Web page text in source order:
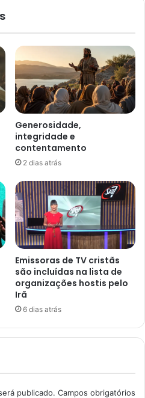
Generosidade,
integridade e
contentamento
2 dias atrás
Emissoras de TV cristãs
são incluídas na lista de
organizações hostis pelo
Irã
6 dias atrás
publicado. Campos obrigatórios